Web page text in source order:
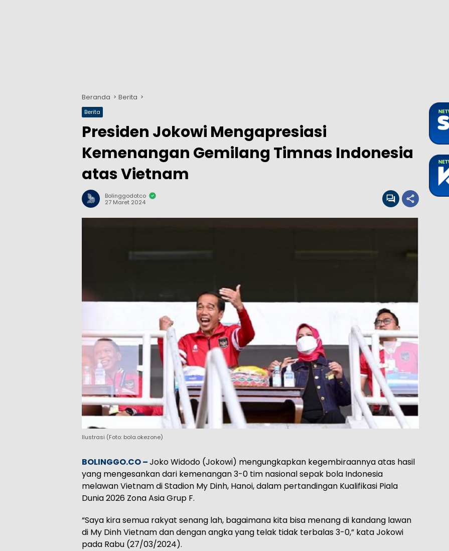
Beranda Berita
Berita
Presiden Jokowi Mengapresiasi
Kemenangan Gemilang Timnas Indonesia
atas Vietnam
Bolinggodotco
27 Maret 2024
Ilustrasi (Foto: bola.okezone)
BOLINGGO.CO –Joko Widodo (Jokowi) mengungkapkan kegembiraannya atas hasil
yang mengesankan dari kemenangan 3-0 tim nasional sepak bola Indonesia
melawan Vietnam di Stadion My Dinh, Hanoi, dalam pertandingan Kualifikasi Piala
Dunia 2026 Zona Asia Grup F.
“Saya kira semua rakyat senang lah, bagaimana kita bisa menang di kandang lawan
di My Dinh Vietnam dan dengan angka yang telak tidak terbalas 3-0,” kata Jokowi
pada Rabu (27/03/2024).